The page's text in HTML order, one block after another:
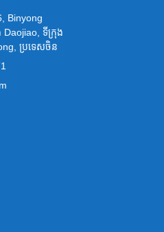
Binyong
Daojiao, ទីក្រុង
ប្រទេសចិន